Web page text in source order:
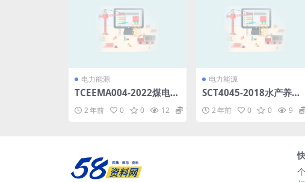
电力能源
TCEEMA004-2022煤电机
灵活性改造技术导则(4.84
2 年前 0 0 12 1.98
电力能源
SCT4045-2018水产养殖
12MB)pdf
2 年前 0 0 9